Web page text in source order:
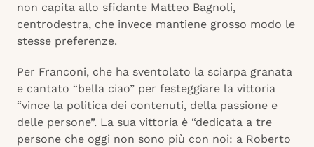
non capita allo sfidante Matteo Bagnoli,
centrodestra, che invece mantiene grosso modo le
stesse preferenze.
Per Franconi, che ha sventolato la sciarpa granata
e cantato “bella ciao” per festeggiare la vittoria
“vince la politica dei contenuti, della passione e
delle persone”. La sua vittoria è “dedicata a tre
persone che oggi non sono più con noi: a Roberto